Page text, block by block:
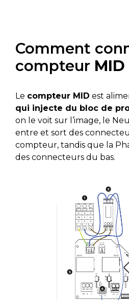
Comment
compteur MID
Le compteur MID est
qui injecte du bloc de
on le voit sur l’image, le
entre et sort des
compteur, tandis que la
des connecteurs du bas.